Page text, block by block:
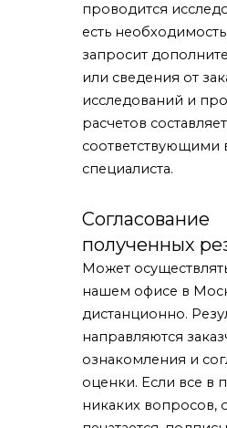
проводится
есть
запросит
или сведения от
исследований и
расчетов
соответствующими
специалиста.
Согласование
полученных
Может
нашем офисе в
дистанционно.
направляются
ознакомления и
оценки. Если все в
никаких вопросов,